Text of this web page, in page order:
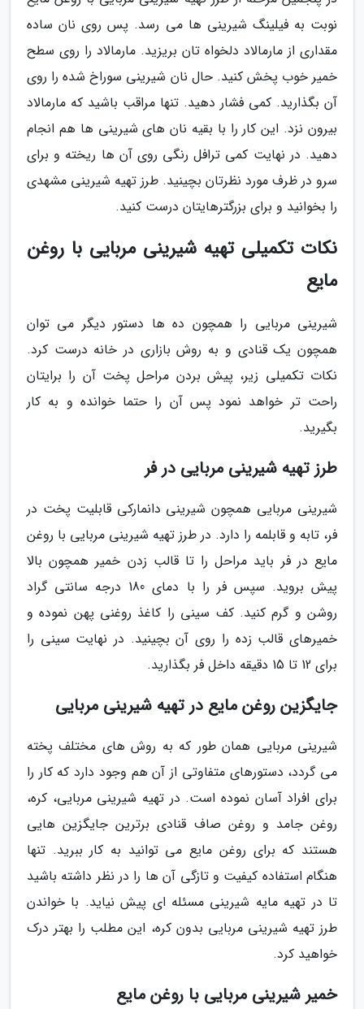
نوبت به فیلینگ شیرینی ها می رسد. پس روی نان ساده
مقداری از مارمالاد دلخواه تان بریزید. مارمالاد را روی سطح
خمیر خوب پخش کنید. حال نان شیرینی سوراخ شده را روی
آن بگذارید. کمی فشار دهید. تنها مراقب باشید که مارمالاد
بیرون نزد. این کار را با بقیه نان های شیرینی ها هم انجام
دهید. در نهایت کمی ترافل رنگی روی آن ها ریخته و برای
سرو در ظرف مورد نظرتان بچینید. طرز تهیه شیرینی مشهدی
را بخوانید و برای بزرگترهایتان درست کنید.
نکات تکمیلی تهیه شیرینی مربایی با روغن
مایع
شیرینی مربایی را همچون ده ها دستور دیگر می توان
همچون یک قنادی و به روش بازاری در خانه درست کرد.
نکات تکمیلی زیر، پیش بردن مراحل پخت آن را برایتان
راحت تر خواهد نمود پس آن را حتما خوانده و به کار
بگیرید.
طرز تهیه شیرینی مربایی در فر
شیرینی مربایی همچون شیرینی دانمارکی قابلیت پخت در
فر، تابه و قابلمه را دارد. در طرز تهیه شیرینی مربایی با روغن
مایع در فر باید مراحل را تا قالب زدن خمیر همچون بالا
پیش بروید. سپس فر را با دمای 180 درجه سانتی گراد
روشن و گرم کنید. کف سینی را کاغذ روغنی پهن نموده و
خمیرهای قالب زده را روی آن بچینید. در نهایت سینی را
برای 12 تا 15 دقیقه داخل فر بگذارید.
جایگزین روغن مایع در تهیه شیرینی مربایی
شیرینی مربایی همان طور که به روش های مختلف پخته
می گردد، دستورهای متفاوتی از آن هم وجود دارد که کار را
برای افراد آسان نموده است. در تهیه شیرینی مربایی، کره،
روغن جامد و روغن صاف قنادی برترین جایگزین هایی
هستند که برای روغن مایع می توانید به کار ببرید. تنها
هنگام استفاده کیفیت و تازگی آن ها را در نظر داشته باشید
تا در تهیه مایه شیرینی مسئله ای پیش نیاید. با خواندن
طرز تهیه شیرینی مربایی بدون کره، این مطلب را بهتر درک
خواهید کرد.
خمیر شیرینی مربایی با روغن مایع